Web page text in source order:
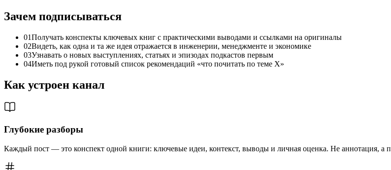
Зачем подписываться
01Получать конспекты ключевых книг с практическими выводами и ссылками на оригиналы
02Видеть, как одна и та же идея отражается в инженерии, менеджменте и экономике
03Узнавать о новых выступлениях, статьях и эпизодах подкастов первым
04Иметь под рукой готовый список рекомендаций «что почитать по теме X»
Как устроен канал
Глубокие разборы
Каждый пост — это конспект одной книги: ключевые идеи, контекст, выводы и личная оценка. Не аннотация, а